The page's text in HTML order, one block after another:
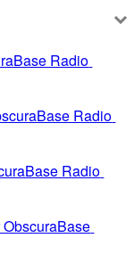
Radio
Radio
Radio